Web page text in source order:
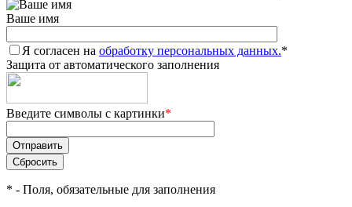
Ваше имя
Я согласен на обработку персональных данных.*
Защита от автоматического заполнения
Введите символы с картинки*
* - Поля, обязательные для заполнения